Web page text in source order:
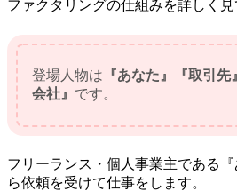
ファクタリングの仕組みを詳しく見
登場人物は 『あなた』『取引
会社』 です。
フリーランス・個人事業主である
ら依頼を受けて仕事をします。